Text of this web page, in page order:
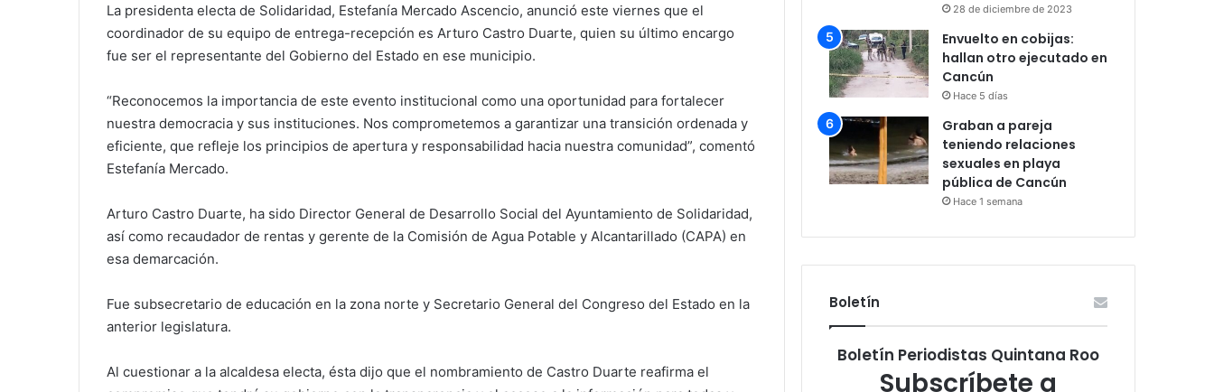
La presidenta electa de Solidaridad, Estefanía Mercado Ascencio, anunció este viernes que el
coordinador de su equipo de entrega-recepción es Arturo Castro Duarte, quien su último encargo
fue ser el representante del Gobierno del Estado en ese municipio.
“Reconocemos la importancia de este evento institucional como una oportunidad para fortalecer
nuestra democracia y sus instituciones. Nos comprometemos a garantizar una transición ordenada y
eficiente, que refleje los principios de apertura y responsabilidad hacia nuestra comunidad”, comentó
Estefanía Mercado.
Arturo Castro Duarte, ha sido Director General de Desarrollo Social del Ayuntamiento de Solidaridad,
así como recaudador de rentas y gerente de la Comisión de Agua Potable y Alcantarillado (CAPA) en
esa demarcación.
Fue subsecretario de educación en la zona norte y Secretario General del Congreso del Estado en la
anterior legislatura.
Al cuestionar a la alcaldesa electa, ésta dijo que el nombramiento de Castro Duarte reafirma el
28 de diciembre de 2023
Envuelto en cobijas:
hallan otro ejecutado en
Cancún
Hace 5 días
Graban a pareja
teniendo relaciones
sexuales en playa
pública de Cancún
Hace 1 semana
Boletín
Boletín Periodistas Quintana Roo
Subscríbete a